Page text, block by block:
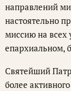
направлений
настоятельно
миссию на всех
епархиальном,
Святейший
более